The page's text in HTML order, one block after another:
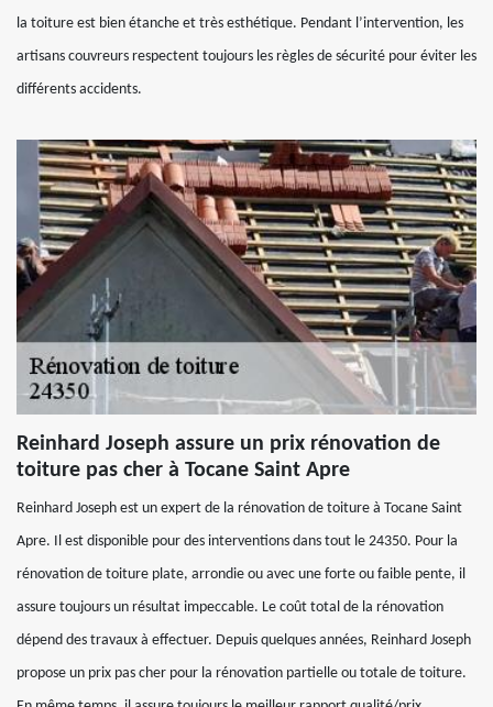
la toiture est bien étanche et très esthétique. Pendant l’intervention, les
artisans couvreurs respectent toujours les règles de sécurité pour éviter les
différents accidents.
Reinhard Joseph assure un prix rénovation de
toiture pas cher à Tocane Saint Apre
Reinhard Joseph est un expert de la rénovation de toiture à Tocane Saint
Apre. Il est disponible pour des interventions dans tout le 24350. Pour la
rénovation de toiture plate, arrondie ou avec une forte ou faible pente, il
assure toujours un résultat impeccable. Le coût total de la rénovation
dépend des travaux à effectuer. Depuis quelques années, Reinhard Joseph
propose un prix pas cher pour la rénovation partielle ou totale de toiture.